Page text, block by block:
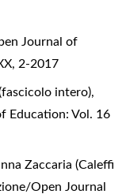
Journal of
2-2017
intero),
Education: Vol. 16
Zaccaria (Caleffi
Open Journal